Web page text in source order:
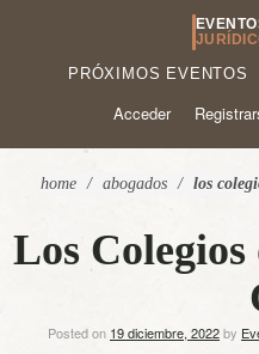
PRÓXIMOS EVENTOS
Acceder
home / abogados / los
Los
Posted on 19 diciembre, 2022by